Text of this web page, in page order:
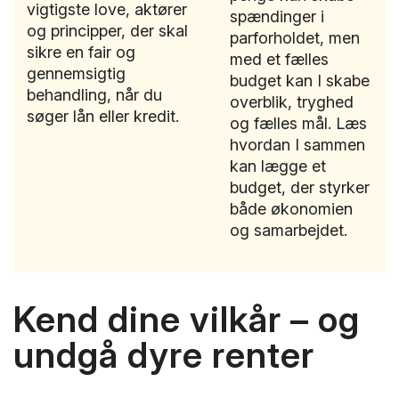
vigtigste love, aktører
og principper, der skal
sikre en fair og
gennemsigtig
behandling, når du
søger lån eller kredit.
spændinger i
parforholdet, men
med et fælles
budget kan I skabe
overblik, tryghed
og fælles mål. Læs
hvordan I sammen
kan lægge et
budget, der styrker
både økonomien
og samarbejdet.
Kend dine vilkår – og
undgå dyre renter